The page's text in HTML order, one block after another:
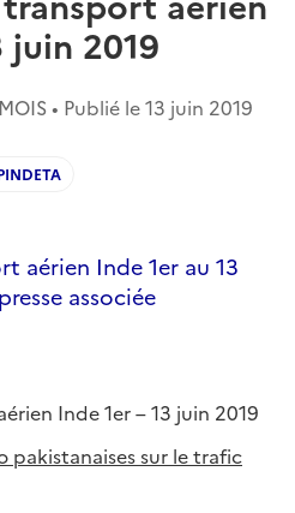
juin 2019
• Publié le13 juin 2019
aérien Inde 1er au 13
associée
Inde 1er – 13 juin 2019
pakistanaises sur le trafic